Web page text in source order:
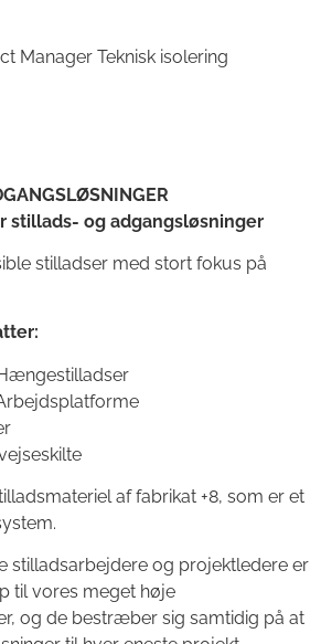
Manager Teknisk isolering
stillads- og adgangsløsninger
stilladser med stort fokus på
af fabrikat +8, som er et
stilladsarbejdere og projektledere er
til vores meget høje
og de bestræber sig samtidig på at